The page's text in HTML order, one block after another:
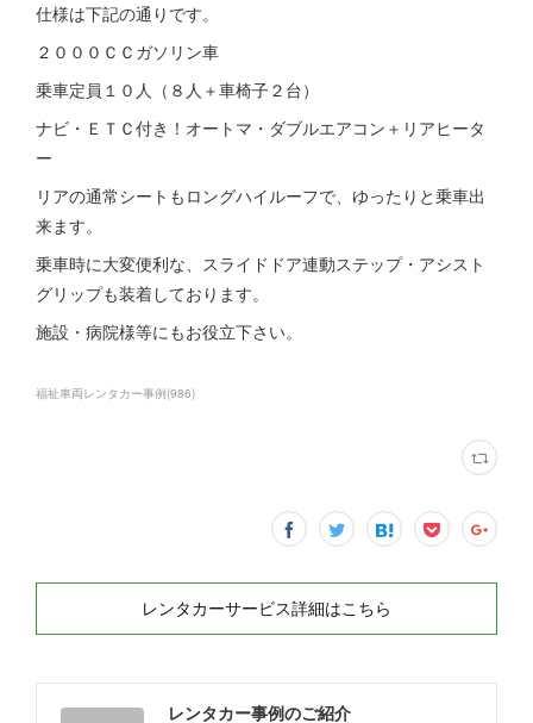
仕様は下記の通りです。
２０００ＣＣガソリン車
乗車定員１０人（８人＋車椅子２台）
ナビ・ＥＴＣ付き！オートマ・ダブルエアコン＋リアヒータ
ー
リアの通常シートもロングハイルーフで、ゆったりと乗車出
来ます。
乗車時に大変便利な、スライドドア連動ステップ・アシスト
グリップも装着しております。
施設・病院様等にもお役立下さい。
福祉車両レンタカー事例(986)
レンタカーサービス詳細はこちら
レンタカー事例のご紹介